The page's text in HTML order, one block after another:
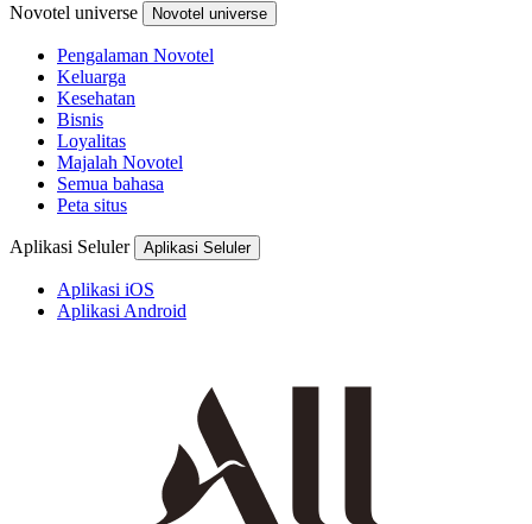
Novotel universe Novotel universe
Pengalaman Novotel
Keluarga
Kesehatan
Bisnis
Loyalitas
Majalah Novotel
Semua bahasa
Peta situs
Aplikasi Seluler Aplikasi Seluler
Aplikasi iOS
Aplikasi Android